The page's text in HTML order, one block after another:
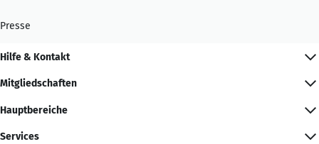
Presse
Hilfe & Kontakt
Mitgliedschaften
Hauptbereiche
Services